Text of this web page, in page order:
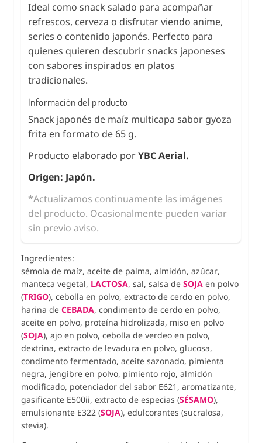
Ideal como snack salado para acompañar
refrescos, cerveza o disfrutar viendo anime,
series o contenido japonés. Perfecto para
quienes quieren descubrir snacks japoneses
con sabores inspirados en platos
tradicionales.
Información del producto
Snack japonés de maíz multicapa sabor gyoza
frita en formato de 65 g.
Producto elaborado porYBC Aerial.
Origen: Japón.
*Actualizamos continuamente las imágenes
del producto. Ocasionalmente pueden variar
sin previo aviso.
Ingredientes:
sémola de maíz, aceite de palma, almidón, azúcar,
manteca vegetal, LACTOSA, sal, salsa de SOJA en polvo
(TRIGO), cebolla en polvo, extracto de cerdo en polvo,
harina de CEBADA, condimento de cerdo en polvo,
aceite en polvo, proteína hidrolizada, miso en polvo
(SOJA), ajo en polvo, cebolla de verdeo en polvo,
dextrina, extracto de levadura en polvo, glucosa,
condimento fermentado, aceite sazonado, pimienta
negra, jengibre en polvo, pimiento rojo, almidón
modificado, potenciador del sabor E621, aromatizante,
gasificante E500ii, extracto de especias (SÉSAMO),
emulsionante E322 (SOJA), edulcorantes (sucralosa,
stevia).